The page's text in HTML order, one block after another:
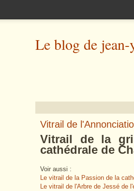
Le blog de
Vitrail de
Vitrail de la
cathédrale de
Voir aussi :
Le vitrail de la Passion de la
Le vitrail de l'Arbre de Jessé de